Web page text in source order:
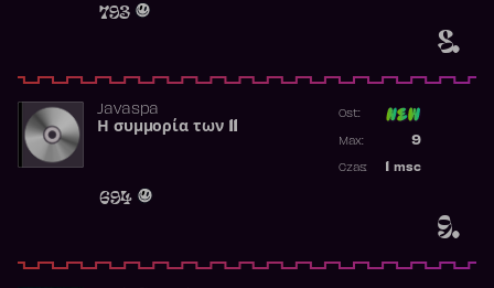
8.
793
9.
Javaspa
Η συμμορία των 11
694
Ost:
9
Max:
msc
Czas: